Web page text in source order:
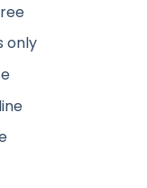
only